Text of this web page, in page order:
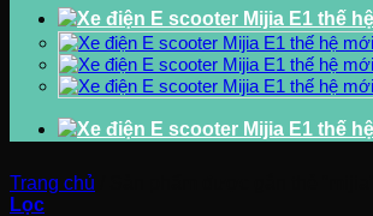
Trang chủ
Lọc